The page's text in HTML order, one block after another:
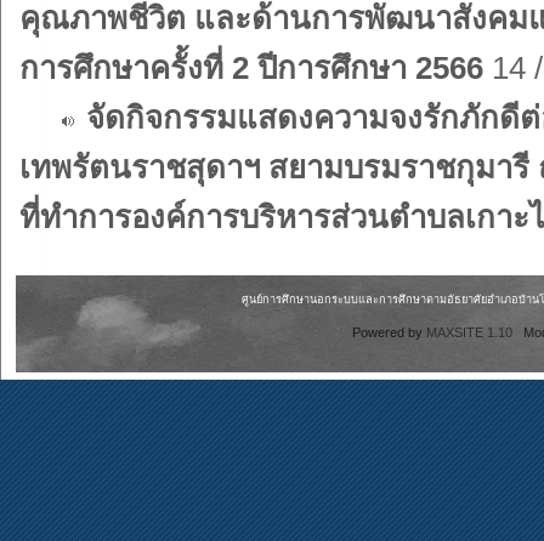
คุณภาพชีวิต และด้านการพัฒนาสังคมแ
การศึกษาครั้งที่ 2 ปีการศึกษา 2566 14
จัดกิจกรรมแสดงความจงรักภักดี
เทพรัตนราชสุดาฯ สยามบรมราชกุมา
ที่ทำการองค์การบริหารส่วนตำบลเกาะ
ศูนย์การศึกษานอกระบบและการศึกษาตามอัธยาศัยอำเภอบ้าน
Powered by MAXSITE 1.10